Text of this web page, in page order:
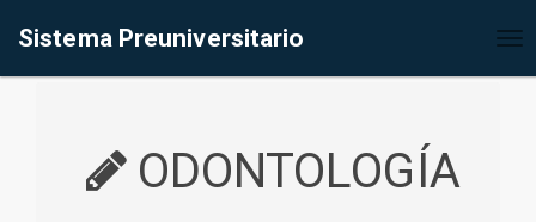
Sistema Preuniversitario
ODONTOLOGÍA